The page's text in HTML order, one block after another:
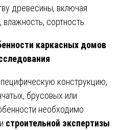
древесины, включая
сортность.
каркасных домов
конструкцию,
брусовых или
необходимо
строительной экспертизы